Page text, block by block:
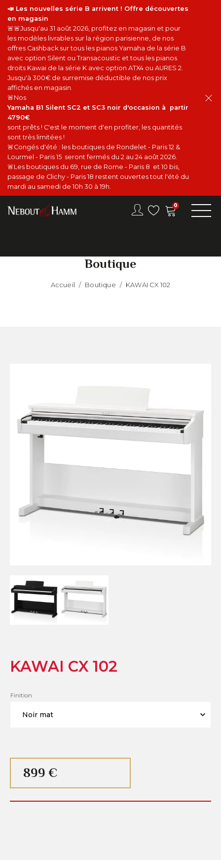
📣 Les nouvelles série B arrivent ! Offre découvertes
en magasin
🚨🚨Jusqu'au 31 août 2026, profitez en magasin et pour
les modèles livrables sur la région parisienne, de nos
offres Cashback sur tous les pianos Yamaha de la série B
avec option Silent ou Transacoustic et tous les pianos
droits Kawai de la série K avec option ATX4 ou AURES 2.
Jusqu'à 300€ de surremise déductible de nos prix
affichés en magasin.
🚨Nos
Yamaha B1 Silent SC2 et SC3 noir d'occasion à partir
4790€
sont prêts ! C'est le moment d'en profiter, les quantités
sont très limitées !
🚨Congés d'été : les boutiques de Rondelet - Paris 12 &
Lourmel - Paris 15 seront fermés du 2 au 24 août 2026.
🚨Les boutiques du 69, rue de Rome - Paris 8 et 10 bis,
passage de Clichy - Paris 18 restent ouvertes tout l'été du
mardi au samedi de 10h 30 à 19h.
0
Boutique
Accueil / Boutique / KAWAI CX 102
KAWAI CX 102
Finition
899 €